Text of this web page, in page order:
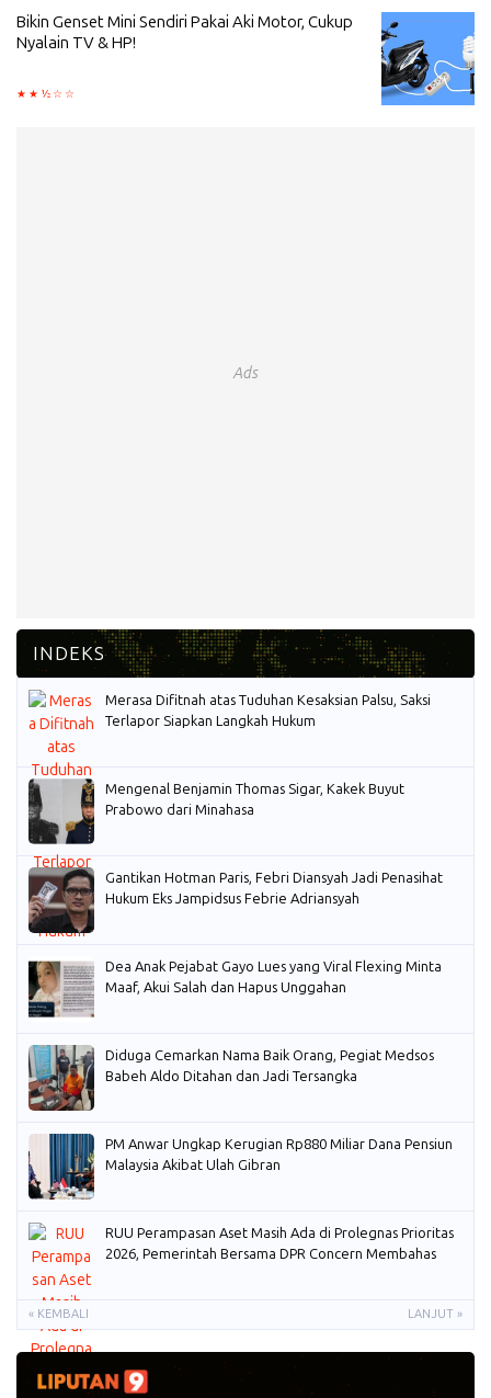
Bikin Genset Mini Sendiri Pakai Aki Motor, Cukup
Nyalain TV & HP!
Ads
Merasa Difitnah atas Tuduhan Kesaksian Palsu, Saksi
Terlapor Siapkan Langkah Hukum
Mengenal Benjamin Thomas Sigar, Kakek Buyut
Prabowo dari Minahasa
Gantikan Hotman Paris, Febri Diansyah Jadi Penasihat
Hukum Eks Jampidsus Febrie Adriansyah
Dea Anak Pejabat Gayo Lues yang Viral Flexing Minta
Maaf, Akui Salah dan Hapus Unggahan
Diduga Cemarkan Nama Baik Orang, Pegiat Medsos
Babeh Aldo Ditahan dan Jadi Tersangka
PM Anwar Ungkap Kerugian Rp880 Miliar Dana Pensiun
Malaysia Akibat Ulah Gibran
RUU Perampasan Aset Masih Ada di Prolegnas Prioritas
2026, Pemerintah Bersama DPR Concern Membahas
« KEMBALI LANJUT »